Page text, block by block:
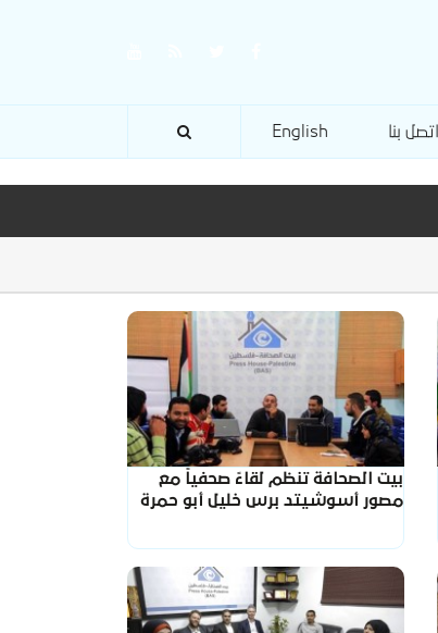
اتصل بنا English
بيت الصحافة تنظم لقاءً صحفياً مع
مصور أسوشيتد برس خليل أبو حمرة